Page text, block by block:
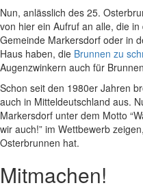
Nun, anlässlich des 25.
von hier ein Aufruf an alle, die
Gemeinde Markersdorf oder in
Haus haben, die Brunnen zu
Augenzwinkern auch für
Schon seit den 1980er Jahren
auch in Mitteldeutschland aus.
Markersdorf unter dem Motto
wir auch!” im Wettbewerb
Osterbrunnen hat.
Mitmachen!